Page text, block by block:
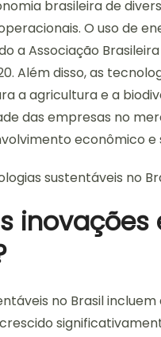
brasileira de
O uso de
a Associação
Além disso, as
a agricultura e a
das empresas no
econômico e
no Brasil